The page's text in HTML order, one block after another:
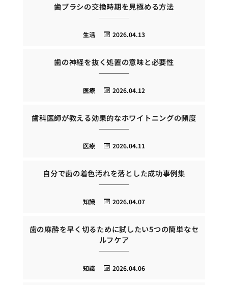
歯ブラシの交換時期を見極める方法
2026.04.13
生活
歯の神経を抜く処置の意味と必要性
2026.04.12
医療
歯科医師が教える効果的なホワイトニングの頻度
2026.04.11
医療
自分で歯の着色汚れを落とした成功事例集
2026.04.07
知識
歯の麻酔を早く切るために試したい5つの簡単なセ
ルフケア
2026.04.06
知識